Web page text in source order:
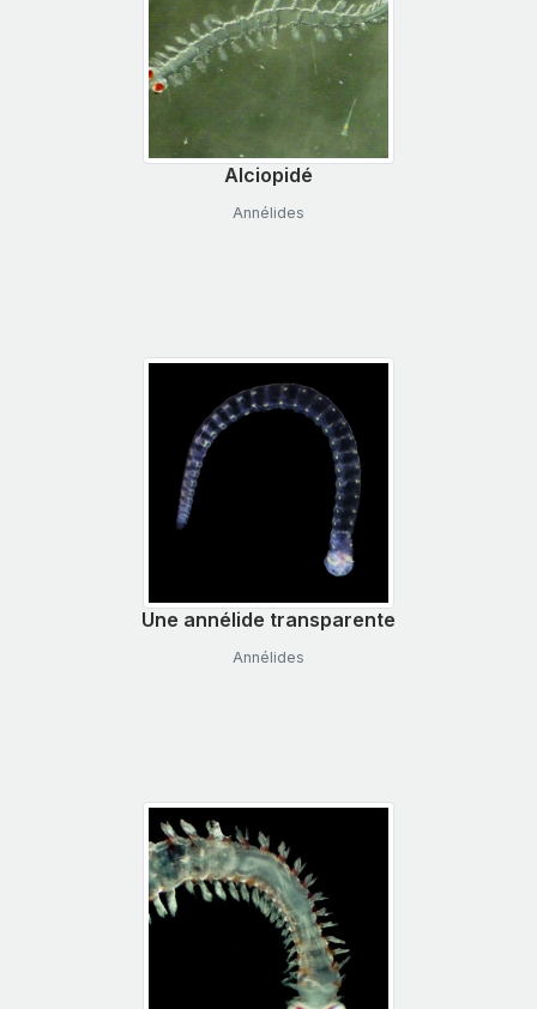
Alciopidé
Annélides
Une annélide transparente
Annélides